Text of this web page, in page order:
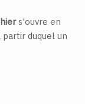
s'ouvre en
duquel un